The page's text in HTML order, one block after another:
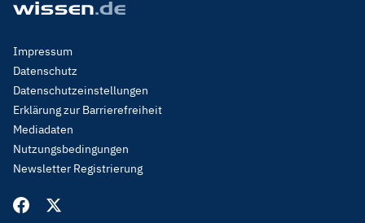
Footer
Menu
Legal
Impressum
Datenschutz
Datenschutzeinstellungen
Erklärung zur Barrierefreiheit
Mediadaten
Nutzungsbedingungen
Newsletter Registrierung